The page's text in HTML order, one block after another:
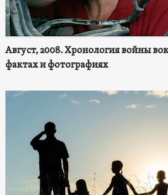
Август, 2008. Хронология войны
фактах и фотографиях